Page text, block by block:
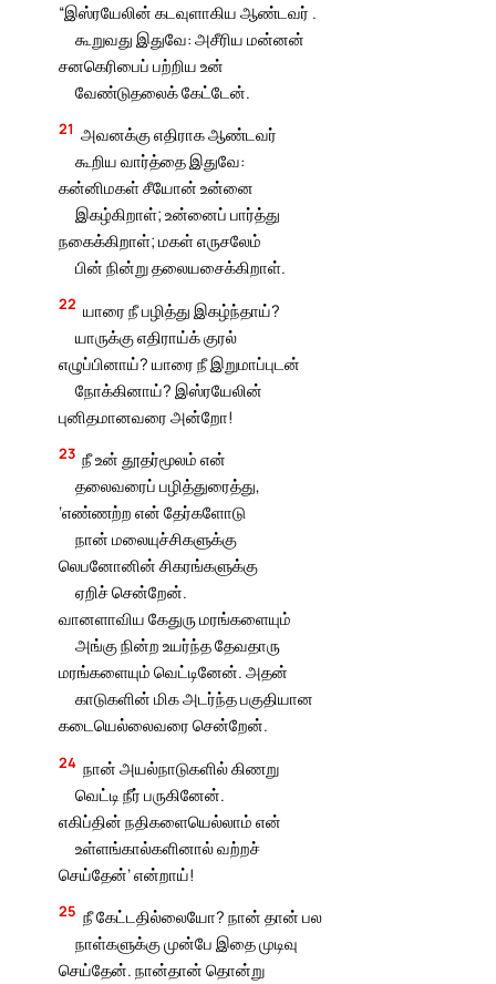
“இஸ்ரயேலின் கடவுளாகிய ஆண்டவர் .
கூறுவது இதுவே: அசீரிய மன்னன்
சனகெரிபைப் பற்றிய உன்
வேண்டுதலைக் கேட்டேன்.
21 அவனக்கு எதிராக ஆண்டவர்
கூறிய வார்த்தை இதுவே:
கன்னிமகள் சீயோன் உன்னை
இகழ்கிறாள்; உன்னைப் பார்த்து
நகைக்கிறாள்; மகள் எருசலேம்
பின் நின்று தலையசைக்கிறாள்.
22 யாரை நீ பழித்து இகழ்ந்தாய்?
யாருக்கு எதிராய்க் குரல்
எழுப்பினாய்? யாரை நீ இறுமாப்புடன்
நோக்கினாய்? இஸ்ரயேலின்
புனிதமானவரை அன்றோ!
23 நீ உன் தூதர்மூலம் என்
தலைவரைப் பழித்துரைத்து,
‘எண்ணற்ற என் தேர்களோடு
நான் மலையுச்சிகளுக்கு
லெபனோனின் சிகரங்களுக்கு
ஏறிச் சென்றேன்.
வானளாவிய கேதுரு மரங்களையும்
அங்கு நின்ற உயர்ந்த தேவதாரு
மரங்களையும் வெட்டினேன். அதன்
காடுகளின் மிக அடர்ந்த பகுதியான
கடையெல்லைவரை சென்றேன்.
24 நான் அயல்நாடுகளில் கிணறு
வெட்டி நீர் பருகினேன்.
எகிப்தின் நதிகளையெல்லாம் என்
உள்ளங்கால்களினால் வற்றச்
செய்தேன்’ என்றாய்!
25 நீ கேட்டதில்லையோ? நான் தான் பல
நாள்களுக்கு முன்பே இதை முடிவு
செய்தேன். நான்தான் தொன்று